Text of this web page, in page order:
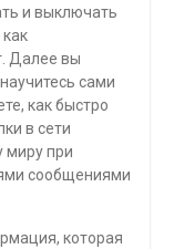
и выключать
Далее вы
сами
как быстро
в сети
миру при
сообщениями
которая